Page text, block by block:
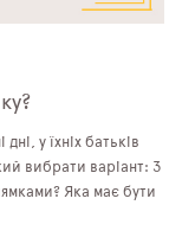
у їхніх батьків
вибрати варіант: З
Яка має бути